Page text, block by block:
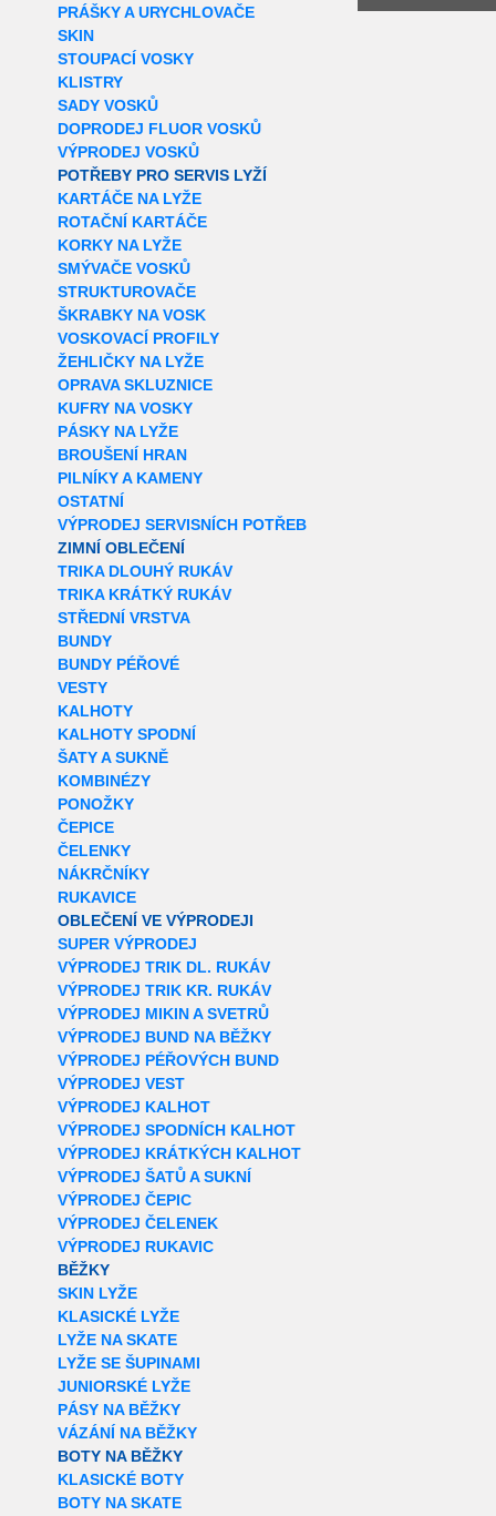
PRÁŠKY A URYCHLOVAČE
SKIN
STOUPACÍ VOSKY
KLISTRY
SADY VOSKŮ
DOPRODEJ FLUOR VOSKŮ
VÝPRODEJ VOSKŮ
POTŘEBY PRO SERVIS LYŽÍ
KARTÁČE NA LYŽE
ROTAČNÍ KARTÁČE
KORKY NA LYŽE
SMÝVAČE VOSKŮ
STRUKTUROVAČE
ŠKRABKY NA VOSK
VOSKOVACÍ PROFILY
ŽEHLIČKY NA LYŽE
OPRAVA SKLUZNICE
KUFRY NA VOSKY
PÁSKY NA LYŽE
BROUŠENÍ HRAN
PILNÍKY A KAMENY
OSTATNÍ
VÝPRODEJ SERVISNÍCH POTŘEB
ZIMNÍ OBLEČENÍ
TRIKA DLOUHÝ RUKÁV
TRIKA KRÁTKÝ RUKÁV
STŘEDNÍ VRSTVA
BUNDY
BUNDY PÉŘOVÉ
VESTY
KALHOTY
KALHOTY SPODNÍ
ŠATY A SUKNĚ
KOMBINÉZY
PONOŽKY
ČEPICE
ČELENKY
NÁKRČNÍKY
RUKAVICE
OBLEČENÍ VE VÝPRODEJI
SUPER VÝPRODEJ
VÝPRODEJ TRIK DL. RUKÁV
VÝPRODEJ TRIK KR. RUKÁV
VÝPRODEJ MIKIN A SVETRŮ
VÝPRODEJ BUND NA BĚŽKY
VÝPRODEJ PÉŘOVÝCH BUND
VÝPRODEJ VEST
VÝPRODEJ KALHOT
VÝPRODEJ SPODNÍCH KALHOT
VÝPRODEJ KRÁTKÝCH KALHOT
VÝPRODEJ ŠATŮ A SUKNÍ
VÝPRODEJ ČEPIC
VÝPRODEJ ČELENEK
VÝPRODEJ RUKAVIC
BĚŽKY
SKIN LYŽE
KLASICKÉ LYŽE
LYŽE NA SKATE
LYŽE SE ŠUPINAMI
JUNIORSKÉ LYŽE
PÁSY NA BĚŽKY
VÁZÁNÍ NA BĚŽKY
BOTY NA BĚŽKY
KLASICKÉ BOTY
BOTY NA SKATE